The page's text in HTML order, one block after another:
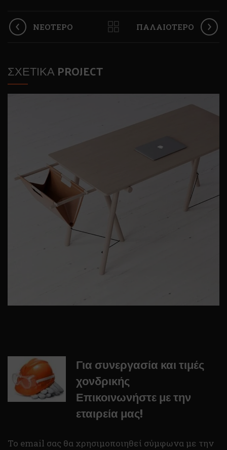
ΝΕΌΤΕΡΟ ΠΑΛΑΙΌΤΕΡΟ
ΣΧΕΤΙΚΆ PROJECT
Για συνεργασία και τιμές
χονδρικής
Επικοινωνήστε με την
εταιρεία μας!
To email σας θα χρησιμοποιηθεί σύμφωνα με την